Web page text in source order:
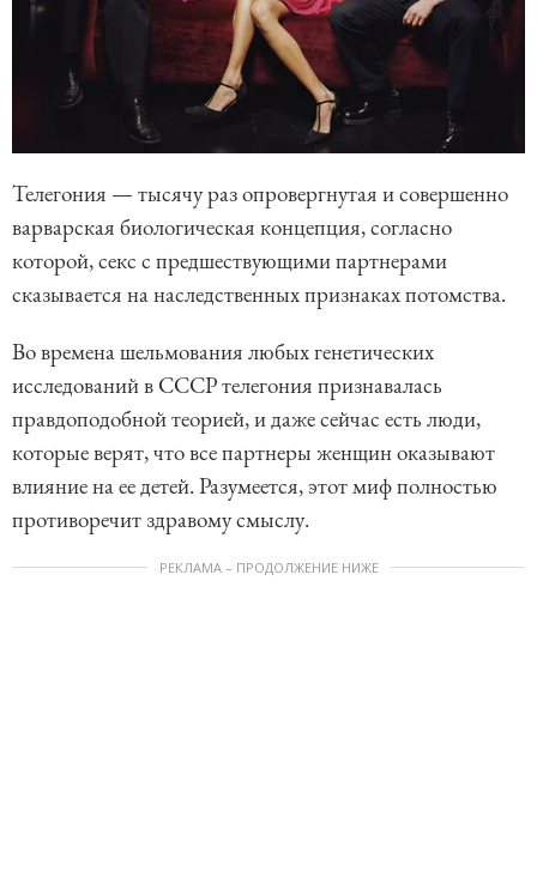
Телегония — тысячу раз опровергнутая и совершенно
варварская биологическая концепция, согласно
которой, секс с предшествующими партнерами
сказывается на наследственных признаках потомства.
Во времена шельмования любых генетических
исследований в СССР телегония признавалась
правдоподобной теорией, и даже сейчас есть люди,
которые верят, что все партнеры женщин оказывают
влияние на ее детей. Разумеется, этот миф полностью
противоречит здравому смыслу.
РЕКЛАМА – ПРОДОЛЖЕНИЕ НИЖЕ